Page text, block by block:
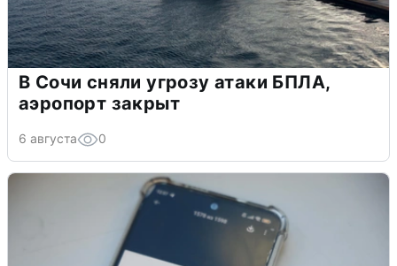
В Сочи сняли угрозу атаки БПЛА,
аэропорт закрыт
6 августа 0